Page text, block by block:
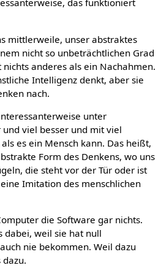
das funktioniert
mittlerweile, unser abstraktes
nicht so unbeträchtlichen Grad
nichts anderes als ein Nachahmen.
Intelligenz denkt, aber sie
nach.
unter
viel besser und mit viel
es ein Mensch kann. Das heißt,
Form des Denkens, wo uns
die steht vor der Tür oder ist
Imitation des menschlichen
die Software gar nichts.
dabei, weil sie hat null
nie bekommen. Weil dazu